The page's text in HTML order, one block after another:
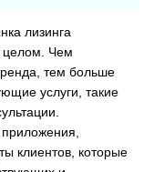
лизинга
целом. Чем
тем больше
услуги, такие
клиентов, которые